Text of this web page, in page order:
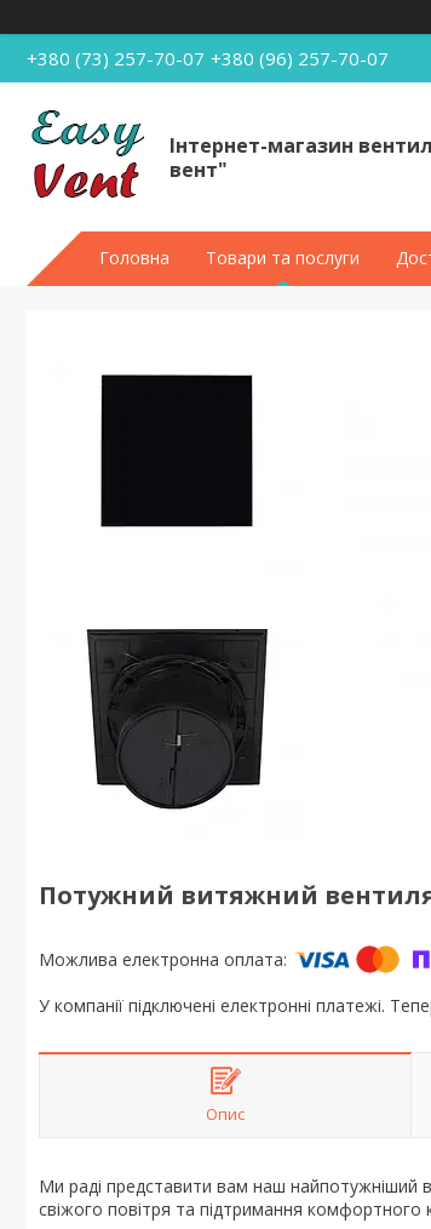
+380 (73) 257-70-07 +380 (96) 257-70-07
Інтернет-магазин
вент"
Головна Товари та послуги
Потужний витяжний
У компанії підключені електронні платежі.
Опис
Ми раді представити вам наш найпотужніший
свіжого повітря та підтримання комфортного